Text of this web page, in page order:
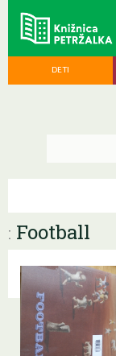
DETI
: Football